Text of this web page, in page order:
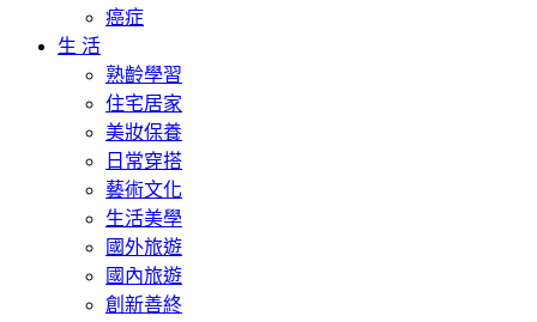
癌症
生 活
熟齡學習
住宅居家
美妝保養
日常穿搭
藝術文化
生活美學
國外旅遊
國內旅遊
創新善終